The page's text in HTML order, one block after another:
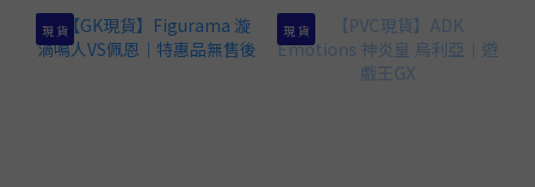
現 貨 現 貨